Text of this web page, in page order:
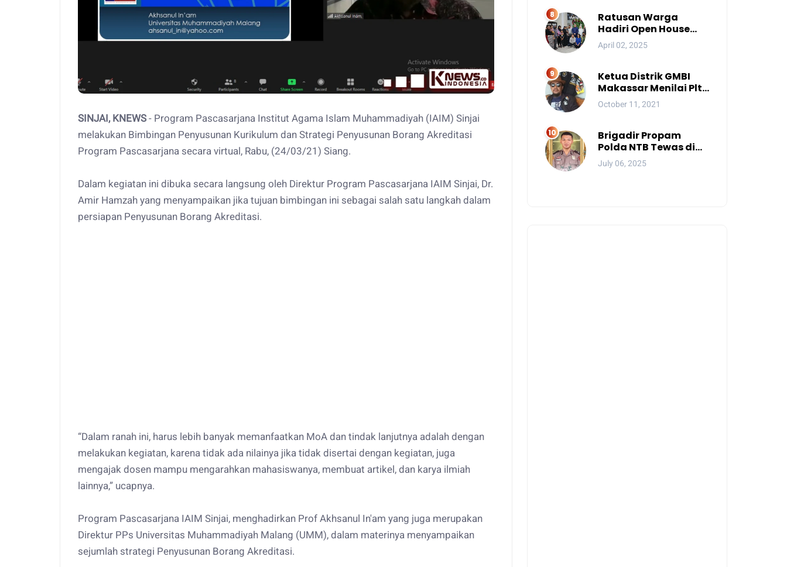
SINJAI, KNEWS - Program Pascasarjana Institut Agama Islam Muhammadiyah (IAIM) Sinjai
melakukan Bimbingan Penyusunan Kurikulum dan Strategi Penyusunan Borang Akreditasi
Program Pascasarjana secara virtual, Rabu, (24/03/21) Siang.
Dalam kegiatan ini dibuka secara langsung oleh Direktur Program Pascasarjana IAIM Sinjai, Dr.
Amir Hamzah yang menyampaikan jika tujuan bimbingan ini sebagai salah satu langkah dalam
persiapan Penyusunan Borang Akreditasi.
“Dalam ranah ini, harus lebih banyak memanfaatkan MoA dan tindak lanjutnya adalah dengan
melakukan kegiatan, karena tidak ada nilainya jika tidak disertai dengan kegiatan, juga
mengajak dosen mampu mengarahkan mahasiswanya, membuat artikel, dan karya ilmiah
lainnya,” ucapnya.
Program Pascasarjana IAIM Sinjai, menghadirkan Prof Akhsanul In'am yang juga merupakan
Direktur PPs Universitas Muhammadiyah Malang (UMM), dalam materinya menyampaikan
sejumlah strategi Penyusunan Borang Akreditasi.
Ratusan Warga
Hadiri Open House
Wali Kota Makassar
April 02, 2025
Ketua Distrik GMBI
Makassar Menilai Plt.
Kasatpol PP
Makassar Melanggar
October 11, 2021
Brigadir Propam
Polda NTB Tewas di
Gili Trawangan, Tiga
Tersangka Termasuk
July 06, 2025